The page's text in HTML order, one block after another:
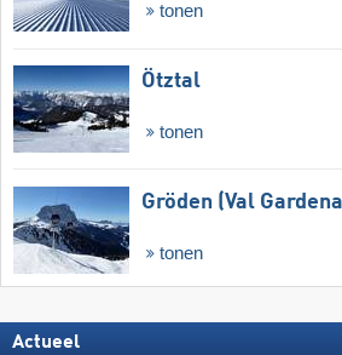
tonen
Ötztal
tonen
Gröden (Val
tonen
Actueel